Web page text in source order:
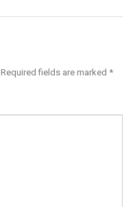
Required fields are marked *